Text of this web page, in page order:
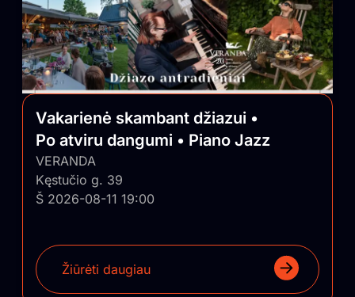
Vakarienė skambant džiazui •
Po atviru dangumi • Piano Jazz
VERANDA
Kęstučio g. 39
Š 2026-08-11 19:00
Žiūrėti daugiau